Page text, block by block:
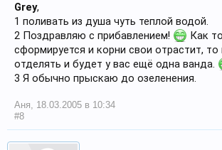
Grey,
1 поливать из душа чуть теплой водой.
2 Поздравляю с прибавлением!
Как
сформируется и корни свои отрастит,
отделять и будет у вас ещё одна ванда.
3 Я обычно прыскаю до озеленения.
Аня, 18.03.2005 в 10:34
#8